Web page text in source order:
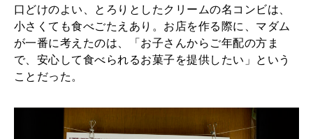
口どけのよい、とろりとしたクリームの名コンビは、
小さくても食べごたえあり。お店を作る際に、マダム
が一番に考えたのは、「お子さんからご年配の方ま
で、安心して食べられるお菓子を提供したい」という
ことだった。